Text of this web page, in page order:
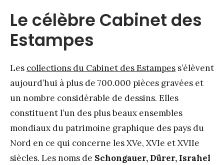
Le célèbre Cabinet des
Estampes
Les collections du Cabinet des Estampes s’élèvent
aujourd’hui à plus de 700.000 pièces gravées et
un nombre considérable de dessins. Elles
constituent l’un des plus beaux ensembles
mondiaux du patrimoine graphique des pays du
Nord en ce qui concerne les XVe, XVIe et XVIIe
siècles. Les noms de Schongauer, Dürer, Israhel